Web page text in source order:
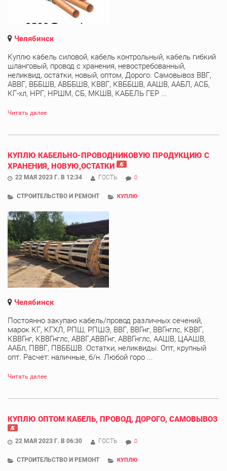
Челябинск
Куплю кабель силовой, кабель контрольный, кабель гибкий
шланговый, провод с хранения, невостребованный,
неликвид, остатки, новый, оптом, Дорого. Самовывоз ВВГ,
АВВГ, ВББШВ, АВББШВ, КВВГ, КВББШВ, ААШВ, ААБЛ, АСБ,
КГ-хл, НРГ, НРШМ, СБ, МКШВ, КАБЕЛЬ ГЕР ...
Читать далее
КУПЛЮ КАБЕЛЬНО-ПРОВОДНИКОВУЮ ПРОДУКЦИЮ С
ХРАНЕНИЯ, НОВУЮ,ОСТАТКИ
22 МАЯ 2023 Г. В 12:34 ГОСТЬ 0
СТРОИТЕЛЬСТВО И РЕМОНТ КУПЛЮ
Челябинск
Постоянно закупаю кабель/провод различных сечений,
марок КГ, КГХЛ, РПШ, РПШЭ, ВВГ, ВВГнг, ВВГнглс, КВВГ,
КВВГнг, КВВГнглс, АВВГ,АВВГнг, АВВГнглс, ААШВ, ЦААШВ,
ААБл, ПВВГ, ПВББШВ. Остатки, неликвиды. Опт, крупный
опт. Расчет: наличные, б/н. Любой горо ...
Читать далее
КУПЛЮ ОПТОМ КАБЕЛЬ, ПРОВОД, ДОРОГО, САМОВЫВОЗ
22 МАЯ 2023 Г. В 06:30 ГОСТЬ 0
СТРОИТЕЛЬСТВО И РЕМОНТ КУПЛЮ